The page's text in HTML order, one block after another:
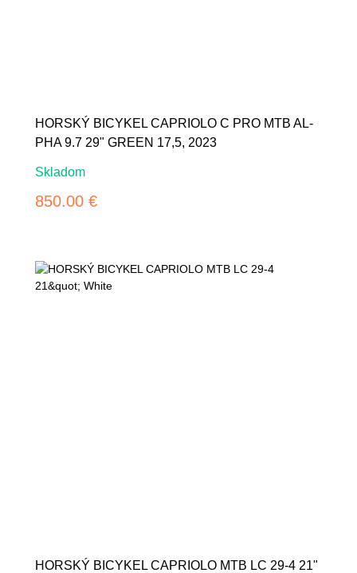
HORSKÝ BICYKEL CAPRIOLO C PRO MTB AL-
PHA 9.7 29" GREEN 17,5, 2023
Skladom
850.00 €
HORSKÝ BICYKEL CAPRIOLO MTB LC 29-4 21"